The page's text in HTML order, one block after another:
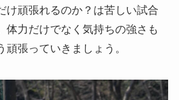
け頑張れるのか？は苦しい試合
体力だけでなく気持ちの強さも
頑張っていきましょう。